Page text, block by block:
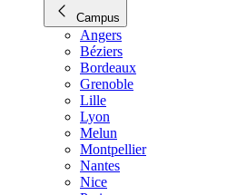
Campus
Angers
Béziers
Bordeaux
Grenoble
Lille
Lyon
Melun
Montpellier
Nantes
Nice